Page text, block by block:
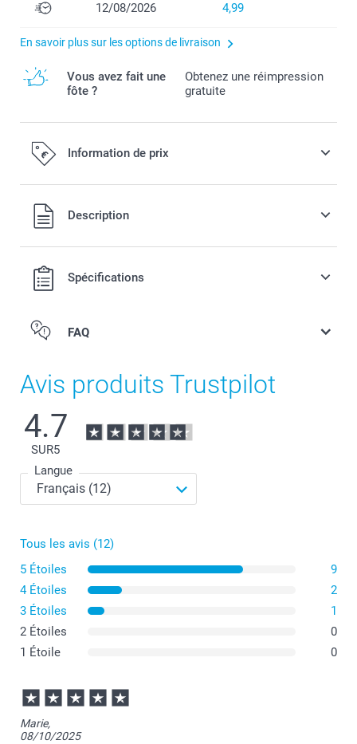
12/08/2026 4,99
En savoir plus sur les options de livraison
Vous avez fait une
fôte ?
Obtenez une réimpression
gratuite
Information de prix
Tous les prix sont en EURO (€), TVA incluse et hors frais de
port.
Description
Spécifications
FAQ
Avis produits Trustpilot
4.7
SUR5
Langue
Tous les avis (12)
5 Étoiles
9
4 Étoiles
2
3 Étoiles
1
2 Étoiles
0
1 Étoile
0
Marie,
08/10/2025